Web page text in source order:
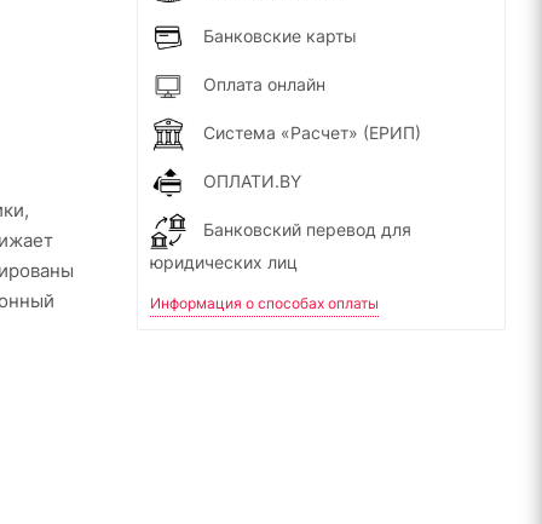
Банковские карты
Оплата онлайн
Система «Расчет» (ЕРИП)
ОПЛАТИ.BY
Банковский перевод для
юридических лиц
Информация о способах оплаты